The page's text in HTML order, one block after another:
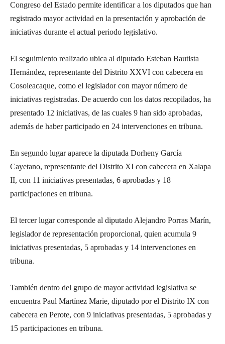
Congreso del Estado permite identificar a los diputados que han
registrado mayor actividad en la presentación y aprobación de
iniciativas durante el actual periodo legislativo.
El seguimiento realizado ubica al diputado Esteban Bautista
Hernández, representante del Distrito XXVI con cabecera en
Cosoleacaque, como el legislador con mayor número de
iniciativas registradas. De acuerdo con los datos recopilados, ha
presentado 12 iniciativas, de las cuales 9 han sido aprobadas,
además de haber participado en 24 intervenciones en tribuna.
En segundo lugar aparece la diputada Dorheny García
Cayetano, representante del Distrito XI con cabecera en Xalapa
II, con 11 iniciativas presentadas, 6 aprobadas y 18
participaciones en tribuna.
El tercer lugar corresponde al diputado Alejandro Porras Marín,
legislador de representación proporcional, quien acumula 9
iniciativas presentadas, 5 aprobadas y 14 intervenciones en
tribuna.
También dentro del grupo de mayor actividad legislativa se
encuentra Paul Martínez Marie, diputado por el Distrito IX con
cabecera en Perote, con 9 iniciativas presentadas, 5 aprobadas y
15 participaciones en tribuna.